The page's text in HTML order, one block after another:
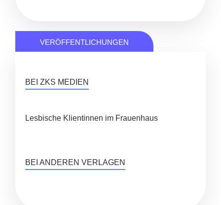
VERÖFFENTLICHUNGEN
BEI ZKS MEDIEN
Lesbische Klientinnen im Frauenhaus
BEI ANDEREN VERLAGEN